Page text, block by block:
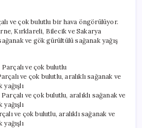
ve çok bulutlu bir hava öngörülüyor.
Kırklareli, Bilecik ve Sakarya
ve gök gürültülü sağanak yağış
Parçalı ve çok bulutlu
ve çok bulutlu, aralıklı sağanak ve
ve çok bulutlu, aralıklı sağanak ve
ve çok bulutlu, aralıklı sağanak ve